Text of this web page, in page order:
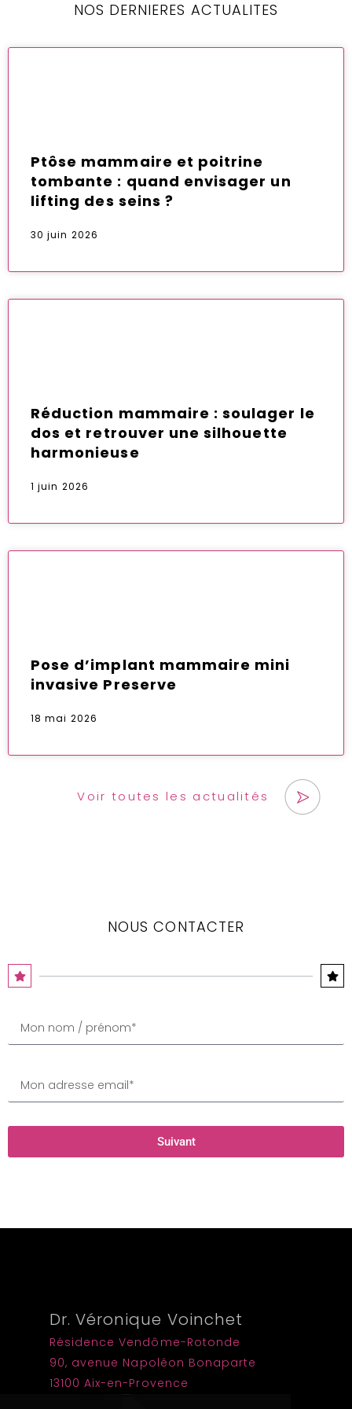
NOS DERNIERES ACTUALITES
Ptôse mammaire et poitrine
tombante : quand envisager un
lifting des seins ?
30 juin 2026
Réduction mammaire : soulager le
dos et retrouver une silhouette
harmonieuse
1 juin 2026
Pose d’implant mammaire mini
invasive Preserve
18 mai 2026
Voir toutes les actualités
NOUS CONTACTER
Suivant
Dr. Véronique Voinchet
Résidence Vendôme-Rotonde
90, avenue Napoléon Bonaparte
13100 Aix-en-Provence